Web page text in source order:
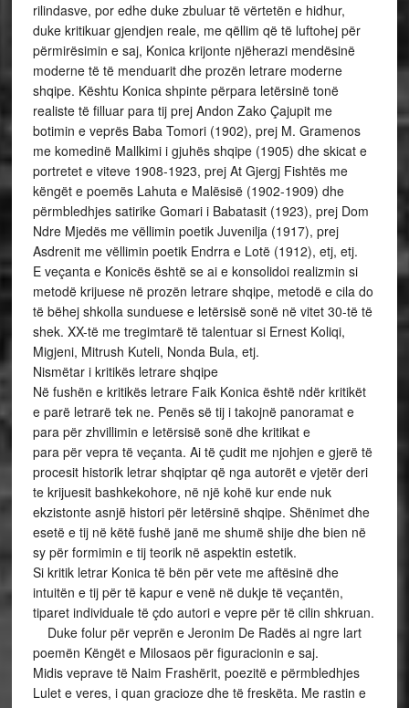
rilindasve, por edhe duke zbuluar të vërtetën e hidhur,
duke kritikuar gjendjen reale, me qëllim që të luftohej për
përmirësimin e saj, Konica krijonte njëherazi mendësinë
moderne të të menduarit dhe prozën letrare moderne
shqipe. Kështu Konica shpinte përpara letërsinë tonë
realiste të filluar para tij prej Andon Zako Çajupit me
botimin e veprës Baba Tomori (1902), prej M. Gramenos
me komedinë Mallkimi i gjuhës shqipe (1905) dhe skicat e
portretet e viteve 1908-1923, prej At Gjergj Fishtës me
këngët e poemës Lahuta e Malësisë (1902-1909) dhe
përmbledhjes satirike Gomari i Babatasit (1923), prej Dom
Ndre Mjedës me vëllimin poetik Juvenilja (1917), prej
Asdrenit me vëllimin poetik Endrra e Lotë (1912), etj, etj.
E veçanta e Konicës është se ai e konsolidoi realizmin si
metodë krijuese në prozën letrare shqipe, metodë e cila do
të bëhej shkolla sunduese e letërsisë sonë në vitet 30-të të
shek. XX-të me tregimtarë të talentuar si Ernest Koliqi,
Migjeni, Mitrush Kuteli, Nonda Bula, etj.
Nismëtar i kritikës letrare shqipe
Në fushën e kritikës letrare Faik Konica është ndër kritikët
e parë letrarë tek ne. Penës së tij i takojnë panoramat e
para për zhvillimin e letërsisë sonë dhe kritikat e
para për vepra të veçanta. Ai të çudit me njohjen e gjerë të
procesit historik letrar shqiptar që nga autorët e vjetër deri
te krijuesit bashkekohore, në një kohë kur ende nuk
ekzistonte asnjë histori për letërsinë shqipe. Shënimet dhe
esetë e tij në këtë fushë janë me shumë shije dhe bien në
sy për formimin e tij teorik në aspektin estetik.
Si kritik letrar Konica të bën për vete me aftësinë dhe
intuitën e tij për të kapur e venë në dukje të veçantën,
tiparet individuale të çdo autori e vepre për të cilin shkruan.
Duke folur për veprën e Jeronim De Radës ai ngre lart
poemën Këngët e Milosaos për figuracionin e saj.
Midis veprave të Naim Frashërit, poezitë e përmbledhjes
Lulet e veres, i quan gracioze dhe të freskëta. Me rastin e